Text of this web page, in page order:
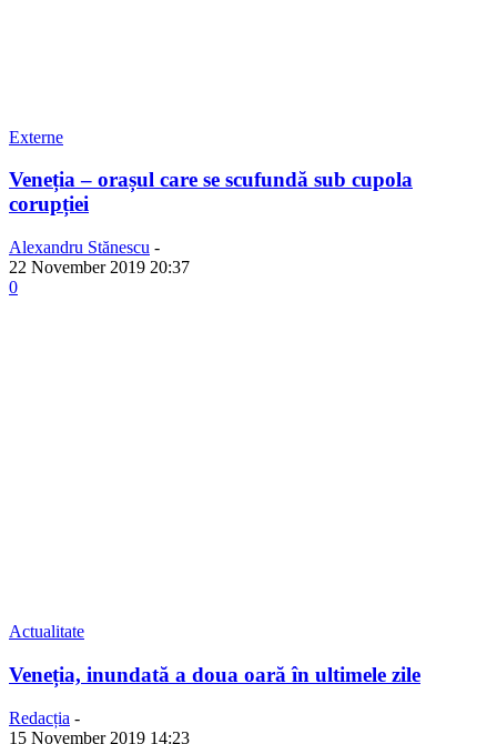
Externe
Veneția – orașul care se scufundă sub cupola
corupției
Alexandru Stănescu -
22 November 2019 20:37
0
Actualitate
Veneția, inundată a doua oară în ultimele zile
Redacția -
15 November 2019 14:23